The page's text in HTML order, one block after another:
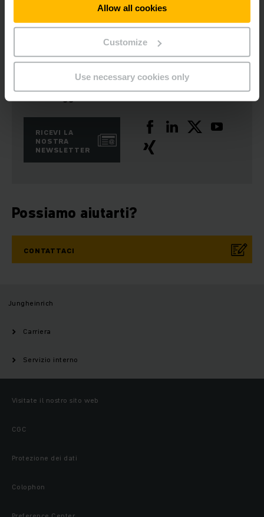
Allow all cookies
Customize
Use necessary cookies only
RICEVI LA
NOSTRA
NEWSLETTER
Possiamo aiutarti?
CONTATTACI
Jungheinrich
Carriera
Servizio interno
Visitate il nostro sito web
CGC
Protezione dei dati
Colophon